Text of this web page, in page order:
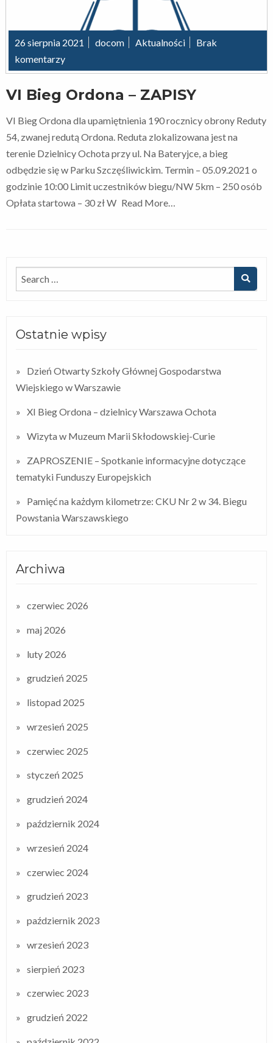
26 sierpnia 2021 docom Aktualności
Brak
komentarzy
VI Bieg Ordona – ZAPISY
VI Bieg Ordona dla upamiętnienia 190 rocznicy obrony Reduty
54, zwanej redutą Ordona. Reduta zlokalizowana jest na
terenie Dzielnicy Ochota przy ul. Na Bateryjce, a bieg
odbędzie się w Parku Szczęśliwickim. Termin – 05.09.2021 o
godzinie 10:00 Limit uczestników biegu/NW 5km – 250 osób
Opłata startowa – 30 zł W Read More…
Ostatnie wpisy
Dzień Otwarty Szkoły Głównej Gospodarstwa
Wiejskiego w Warszawie
XI Bieg Ordona – dzielnicy Warszawa Ochota
Wizyta w Muzeum Marii Skłodowskiej-Curie
ZAPROSZENIE – Spotkanie informacyjne dotyczące
tematyki Funduszy Europejskich
Pamięć na każdym kilometrze: CKU Nr 2 w 34. Biegu
Powstania Warszawskiego
Archiwa
czerwiec 2026
maj 2026
luty 2026
grudzień 2025
listopad 2025
wrzesień 2025
czerwiec 2025
styczeń 2025
grudzień 2024
październik 2024
wrzesień 2024
czerwiec 2024
grudzień 2023
październik 2023
wrzesień 2023
sierpień 2023
czerwiec 2023
grudzień 2022